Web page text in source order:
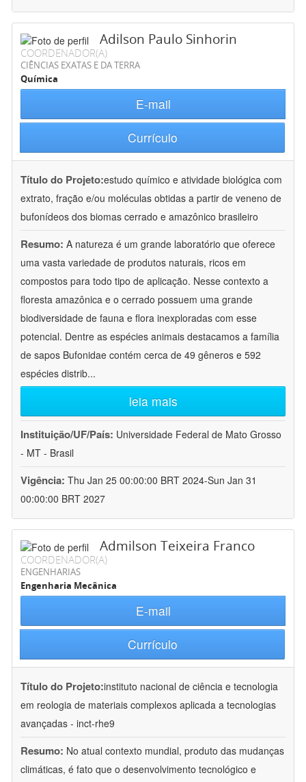
Adilson Paulo Sinhorin
COORDENADOR(A)
CIÊNCIAS EXATAS E DA TERRA
Química
E-mail
Currículo
Título do Projeto:estudo químico e atividade biológica com
extrato, fração e/ou moléculas obtidas a partir de veneno de
bufonídeos dos biomas cerrado e amazônico brasileiro
Resumo: A natureza é um grande laboratório que oferece
uma vasta variedade de produtos naturais, ricos em
compostos para todo tipo de aplicação. Nesse contexto a
floresta amazônica e o cerrado possuem uma grande
biodiversidade de fauna e flora inexploradas com esse
potencial. Dentre as espécies animais destacamos a família
de sapos Bufonidae contém cerca de 49 gêneros e 592
espécies distrib...
leia mais
Instituição/UF/País: Universidade Federal de Mato Grosso
- MT - Brasil
Vigência: Thu Jan 25 00:00:00 BRT 2024-Sun Jan 31
00:00:00 BRT 2027
Admilson Teixeira Franco
COORDENADOR(A)
ENGENHARIAS
Engenharia Mecânica
E-mail
Currículo
Título do Projeto:instituto nacional de ciência e tecnologia
em reologia de materiais complexos aplicada a tecnologias
avançadas - inct-rhe9
Resumo: No atual contexto mundial, produto das mudanças
climáticas, é fato que o desenvolvimento tecnológico e